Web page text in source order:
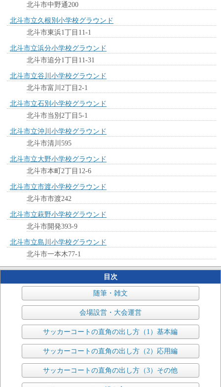
北斗市中野通200
北斗市立久根別小学校グラウンド
北斗市東浜1丁目11-1
北斗市立浜分小学校グラウンド
北斗市追分1丁目11-31
北斗市立谷川小学校グラウンド
北斗市富川2丁目2-1
北斗市立石別小学校グラウンド
北斗市当別2丁目5-1
北斗市立沖川小学校グラウンド
北斗市清川595
北斗市立大野小学校グラウンド
北斗市本町2丁目12-6
北斗市立市渡小学校グラウンド
北斗市市渡242
北斗市立萩野小学校グラウンド
北斗市開発393-9
北斗市立島川小学校グラウンド
北斗市一本木77-1
目次
随筆・雑文
会場設営・大会運営
サッカーコートの直角の出し方（1）基本編
サッカーコートの直角の出し方（2）応用編
サッカーコートの直角の出し方（3）その他